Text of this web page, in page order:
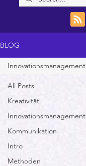
BLOG
All Posts
Kreativität
Innovationsmanagement
Kommunikation
Intro
Methoden
Innovationsmanagement